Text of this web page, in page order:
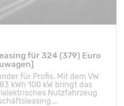
für 324 (379) Euro
für Profis. Mit dem VW
kWh 100 kW bringt das
Nutzfahrzeug